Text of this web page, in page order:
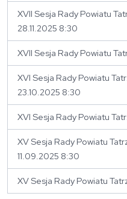
XVII Sesja Rady Powiatu
28.11.2025 8:30
XVII Sesja Rady Powiatu
XVI Sesja Rady Powiatu
23.10.2025 8:30
XVI Sesja Rady Powiatu
XV Sesja Rady Powiatu
11.09.2025 8:30
XV Sesja Rady Powiatu